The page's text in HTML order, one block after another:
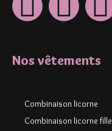
Nos vêtements
Combinaison licorne
Combinaison licorne fille